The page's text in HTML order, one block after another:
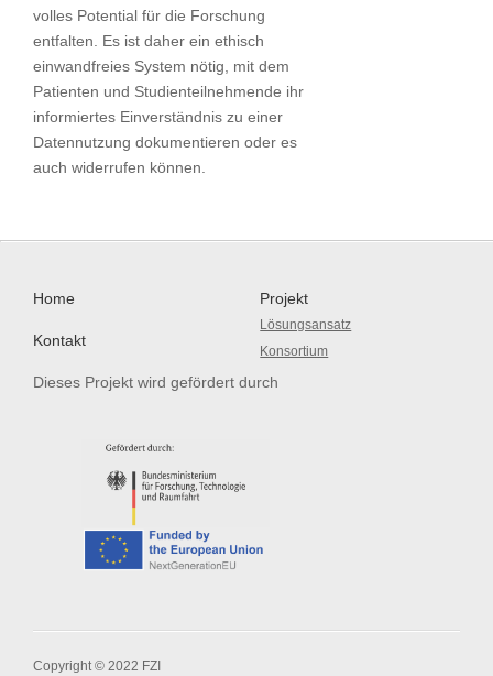
volles Potential für die Forschung
entfalten. Es ist daher ein ethisch
einwandfreies System nötig, mit dem
Patienten und Studienteilnehmende ihr
informiertes Einverständnis zu einer
Datennutzung dokumentieren oder es
auch widerrufen können.
Home Projekt
Lösungsansatz
Konsortium
Kontakt
Dieses Projekt wird gefördert durch
Copyright © 2022 FZI